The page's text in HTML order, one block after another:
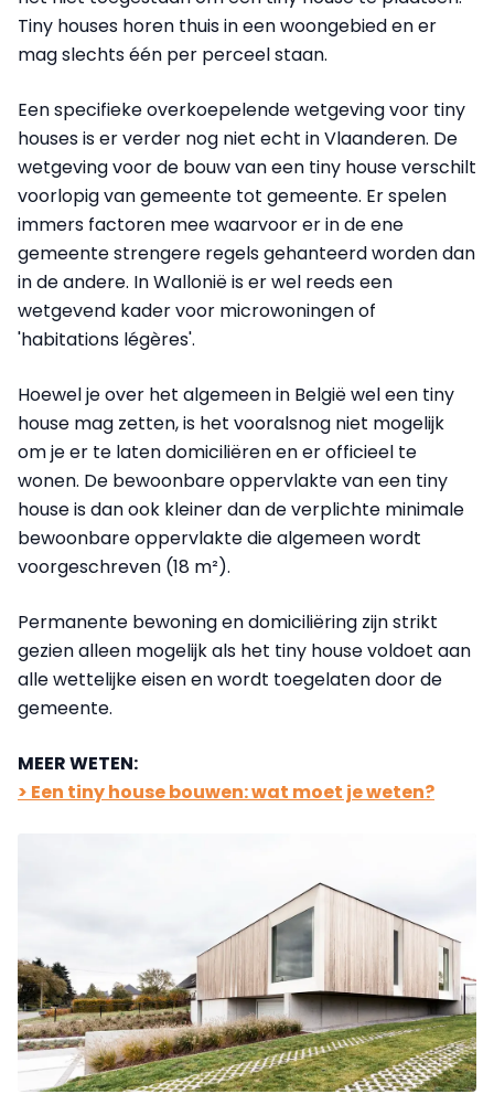
Tiny houses horen thuis in een woongebied en er
mag slechts één per perceel staan.
Een specifieke overkoepelende wetgeving voor tiny
houses is er verder nog niet echt in Vlaanderen. De
wetgeving voor de bouw van een tiny house verschilt
voorlopig van gemeente tot gemeente. Er spelen
immers factoren mee waarvoor er in de ene
gemeente strengere regels gehanteerd worden dan
in de andere. In Wallonië is er wel reeds een
wetgevend kader voor microwoningen of
'habitations légères'.
Hoewel je over het algemeen in België wel een tiny
house mag zetten, is het vooralsnog niet mogelijk
om je er te laten domiciliëren en er officieel te
wonen. De bewoonbare oppervlakte van een tiny
house is dan ook kleiner dan de verplichte minimale
bewoonbare oppervlakte die algemeen wordt
voorgeschreven (18 m²).
Permanente bewoning en domiciliëring zijn strikt
gezien alleen mogelijk als het tiny house voldoet aan
alle wettelijke eisen en wordt toegelaten door de
gemeente.
MEER WETEN:
> Een tiny house bouwen: wat moet je weten?